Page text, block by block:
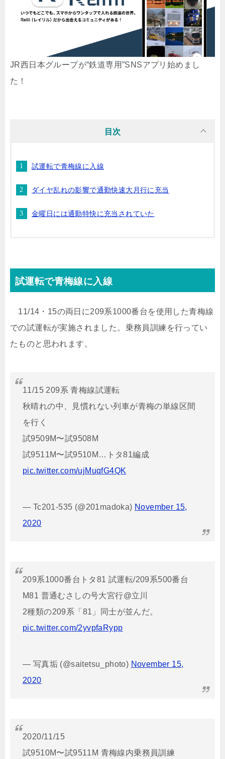
JR西日本グループが“鉄道専用”SNSアプリ始めまし
た！
目次
試運転で青梅線に入線
ダイヤ乱れの影響で通勤快速大月行に充当
金曜日には通勤特快に充当されていた
試運転で青梅線に入線
11/14・15の両日に209系1000番台を使用した青梅線
での試運転が実施されました。乗務員訓練を行ってい
たものと思われます。
11/15 209系 青梅線試運転
秋晴れの中、見慣れない列車が青梅の単線区間
を行く
試9509M〜試9508M
試9511M〜試9510M…トタ81編成
pic.twitter.com/ujMuqfG4QK
— Tc201-535 (@201madoka) November 15,
2020
209系1000番台トタ81 試運転/209系500番台
M81 普通むさしの号大宮行@立川
2種類の209系「81」同士が並んだ。
pic.twitter.com/2yvpfaRypp
— 写真垢 (@saitetsu_photo) November 15,
2020
2020/11/15
試9510M〜試9511M 青梅線内乗務員訓練